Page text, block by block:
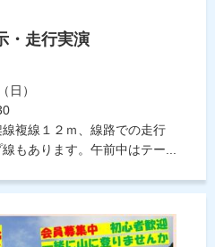
・走行実演
日）
複線１２ｍ、線路での走行
もあります。午前中はテー...